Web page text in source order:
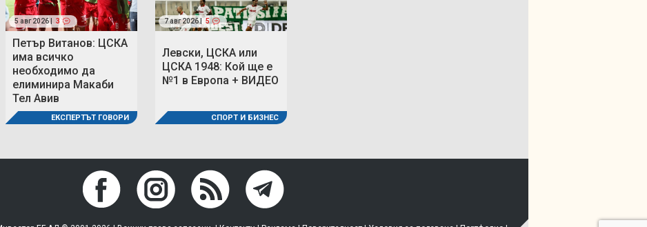
5 авг 2026 | 3
Петър Витанов: ЦСКА
има всичко
необходимо да
елиминира Макаби
Тел Авив
ЕКСПЕРТЪТ ГОВОРИ
7 авг 2026 | 5
Левски, ЦСКА или
ЦСКА 1948: Кой ще е
№1 в Европа + ВИДЕО
СПОРТ И БИЗНЕС